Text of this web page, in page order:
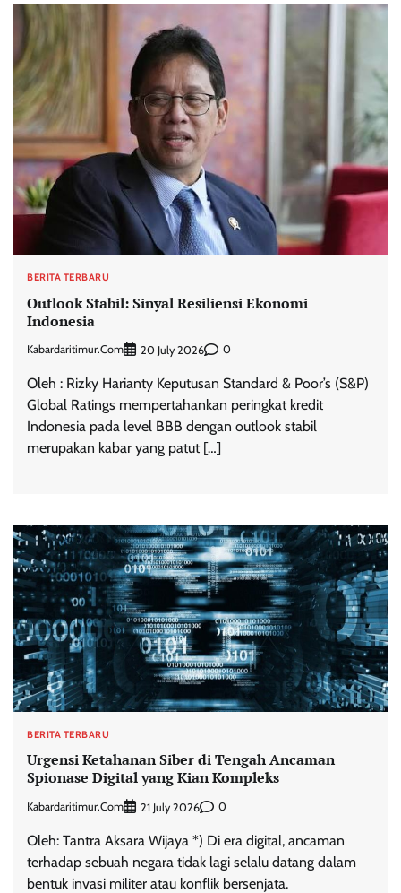
BERITA TERBARU
Outlook Stabil: Sinyal Resiliensi Ekonomi
Indonesia
Kabardaritimur.com 20 July 2026 0
Oleh : Rizky Harianty Keputusan Standard & Poor’s (S&P)
Global Ratings mempertahankan peringkat kredit
Indonesia pada level BBB dengan outlook stabil
merupakan kabar yang patut […]
BERITA TERBARU
Urgensi Ketahanan Siber di Tengah Ancaman
Spionase Digital yang Kian Kompleks
Kabardaritimur.com 21 July 2026 0
Oleh: Tantra Aksara Wijaya *) Di era digital, ancaman
terhadap sebuah negara tidak lagi selalu datang dalam
bentuk invasi militer atau konflik bersenjata.